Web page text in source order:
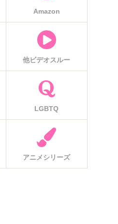
Amazon
他ビデオスルー
LGBTQ
アニメシリーズ